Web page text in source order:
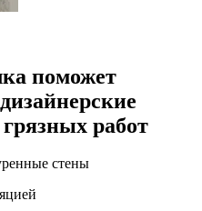
поможет
работ
стены